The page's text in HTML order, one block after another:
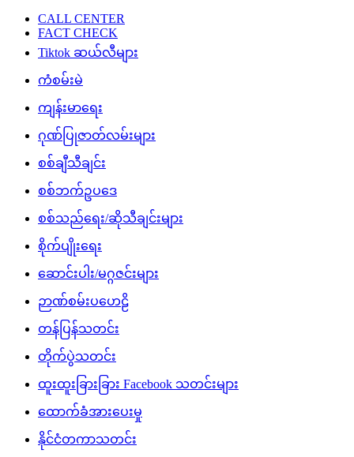
CALL CENTER
FACT CHECK
Tiktok ဆယ်လီများ
ကံစမ်းမဲ
ကျန်းမာရေး
ဂုဏ်ပြုဇာတ်လမ်းများ
စစ်ချီသီချင်း
စစ်ဘက်ဥပဒေ
စစ်သည်ရေး/ဆိုသီချင်းများ
စိုက်ပျိုးရေး
ဆောင်းပါး/မဂ္ဂဇင်းများ
ဉာဏ်စမ်းပဟေဠိ
တန်ပြန်သတင်း
တိုက်ပွဲသတင်း
ထူးထူးခြားခြား Facebook သတင်းများ
ထောက်ခံအားပေးမှု
နိုင်ငံတကာသတင်း